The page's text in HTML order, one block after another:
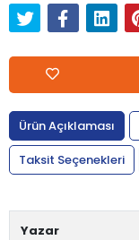
Ürün Açıklaması
Taksit Seçenekleri
Yazar